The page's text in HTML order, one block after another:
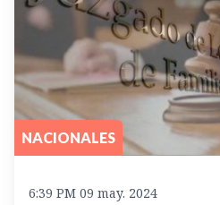
NACIONALES
6:39 PM 09 may. 2024